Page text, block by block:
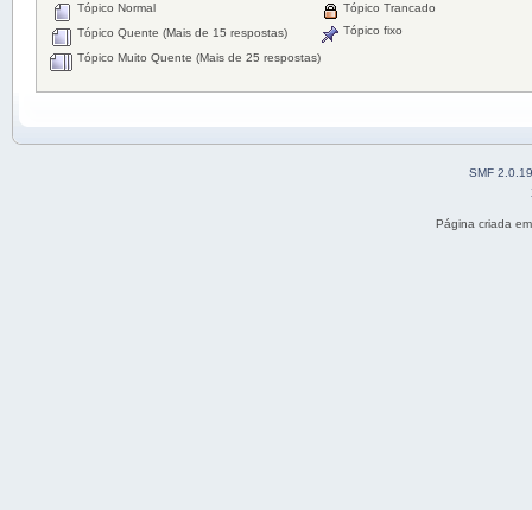
Tópico Normal
Tópico Quente (Mais de 15 respostas)
Tópico Muito Quente (Mais de 25 respostas)
Tópico Trancado
Tópico fixo
SMF 2.0.19
Página criada